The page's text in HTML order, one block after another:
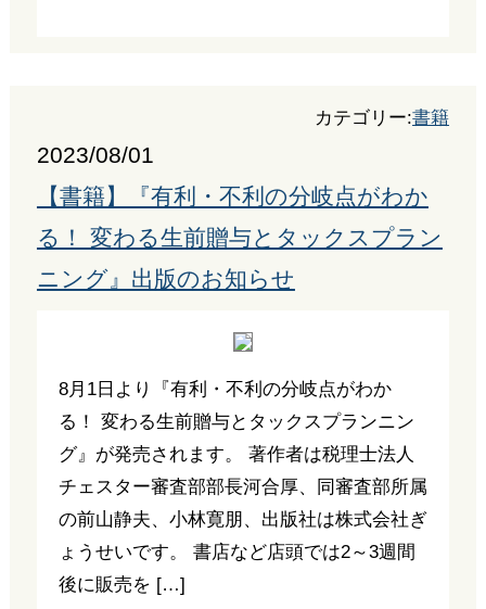
カテゴリー:書籍
2023/08/01
【書籍】『有利・不利の分岐点がわか
る！ 変わる生前贈与とタックスプラン
ニング』出版のお知らせ
8月1日より『有利・不利の分岐点がわか
る！ 変わる生前贈与とタックスプランニン
グ』が発売されます。 著作者は税理士法人
チェスター審査部部長河合厚、同審査部所属
の前山静夫、小林寛朋、出版社は株式会社ぎ
ょうせいです。 書店など店頭では2～3週間
後に販売を […]